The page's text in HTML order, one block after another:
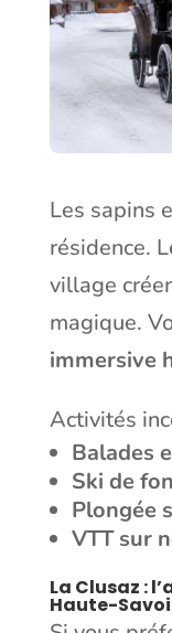
Les sapins
résidence.
village
magique.
immersive
Activités
Balades
Ski de
Plongée
VTT sur
La Clusaz :
Haute-